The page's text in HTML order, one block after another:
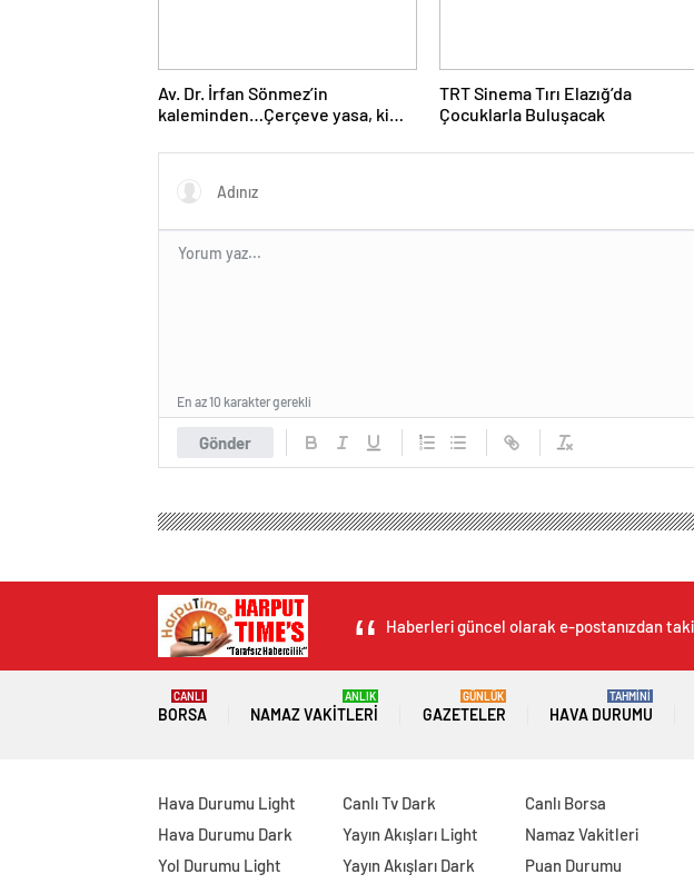
Av. Dr. İrfan Sönmez’in
kaleminden…Çerçeve yasa, kim
TRT Sinema Tırı Elazığ’da
Çocuklarla Buluşacak
Gönder
En az 10 karakter gerekli
Haberleri güncel olarak e-postanızdan
BORSA
CANLI
NAMAZ VAKITLERI
ANLIK
GAZETELER
GÜNLÜK
HAVA DURUMU
TAHMİNİ
Hava Durumu Light
Hava Durumu Dark
Yol Durumu Light
Canlı Tv Dark
Yayın Akışları Light
Yayın Akışları Dark
Canlı Borsa
Namaz Vakitleri
Puan Durumu